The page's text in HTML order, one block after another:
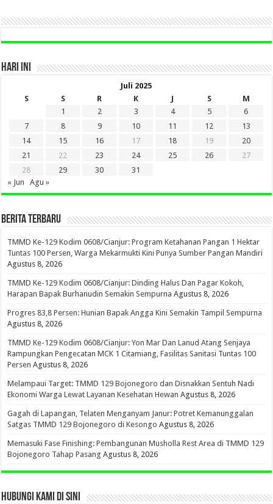
HARI INI
Juli 2025
S
S R K J S
M
1
2 3 4 5
6
7
8 9 10 11 12
13
14
15 16 17 18 19
20
21
22 23 24 25 26
27
28
29 30
31
« Jun
Agu »
BERITA TERBARU
TMMD Ke-129 Kodim 0608/Cianjur: Program Ketahanan Pangan 1 Hektar
Tuntas 100 Persen, Warga Mekarmukti Kini Punya Sumber Pangan Mandiri
Agustus 8, 2026
TMMD Ke-129 Kodim 0608/Cianjur: Dinding Halus Dan Pagar Kokoh,
Harapan Bapak Burhanudin Semakin Sempurna Agustus 8, 2026
Progres 83,8 Persen: Hunian Bapak Angga Kini Semakin Tampil Sempurna
Agustus 8, 2026
TMMD Ke-129 Kodim 0608/Cianjur: Yon Mar Dan Lanud Atang Senjaya
Rampungkan Pengecatan MCK 1 Citamiang, Fasilitas Sanitasi Tuntas 100
Persen Agustus 8, 2026
Melampaui Target: TMMD 129 Bojonegoro dan Disnakkan Sentuh Nadi
Ekonomi Warga Lewat Layanan Kesehatan Hewan Agustus 8, 2026
Gagah di Lapangan, Telaten Menganyam Janur: Potret Kemanunggalan
Satgas TMMD 129 Bojonegoro di Kesongo Agustus 8, 2026
Memasuki Fase Finishing: Pembangunan Musholla Rest Area di TMMD 129
Bojonegoro Tahap Pasang Agustus 8, 2026
HUBUNGI KAMI DI SINI